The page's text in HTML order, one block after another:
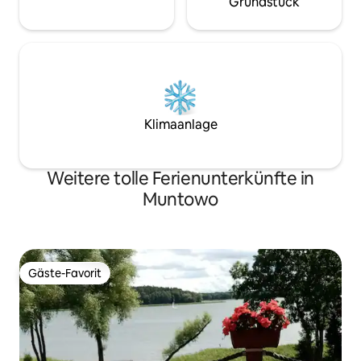
Klimaanlage
Weitere tolle Ferienunterkünfte in
Muntowo
Gäste-Favorit
Gäste-Favorit